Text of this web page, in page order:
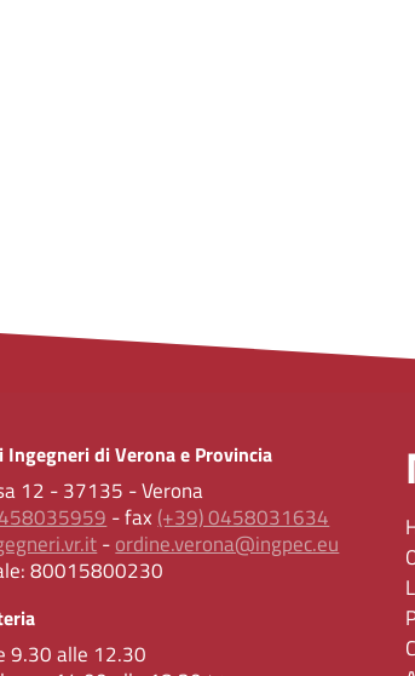
Ingegneri di Verona e Provincia
12 - 37135 - Verona
- fax (+39) 0458031634
-ordine.verona@ingpec.eu
80015800230
9.30 alle 12.30